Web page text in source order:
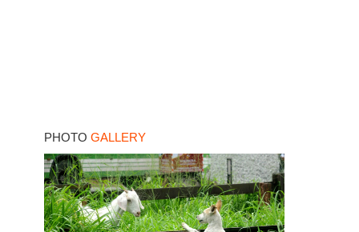
PHOTO GALLERY